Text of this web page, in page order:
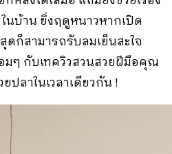
นบ้าน ยิ่งฤดูหนาวหากเปิด
ดก็สามารถรับลมเย็นสะใจ
มๆ กับเทควิวสวนสวยฝีมือคุณ
ลาในเวลาเดียวกัน !